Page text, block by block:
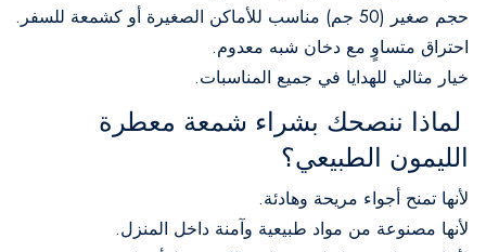
حجم صغير (50 جم) مناسب للأماكن الصغيرة أو كشمعة للسفر.
احتراق متساوٍ مع دخان شبه معدوم.
خيار مثالي للهدايا في جميع المناسبات.
لماذا ننصحك بشراء شمعة معطرة
الليمون الطبيعي؟
لأنها تمنح أجواء مريحة وهادئة.
لأنها مصنوعة من مواد طبيعية وآمنة داخل المنزل.